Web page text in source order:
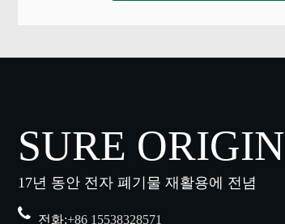
SURE ORIGIN
17년 동안 전자 폐기물 재활용에 전념
전화:+86 15538328571